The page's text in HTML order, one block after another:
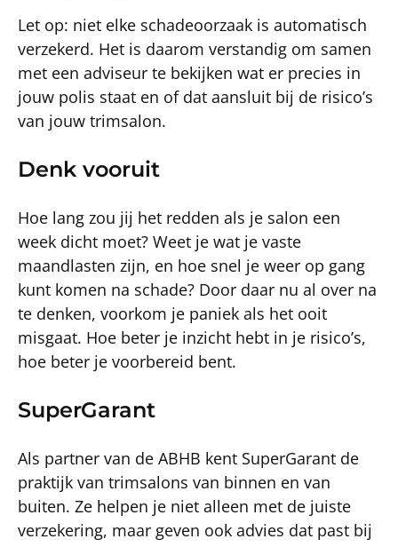
Let op: niet elke schadeoorzaak is automatisch
verzekerd. Het is daarom verstandig om samen
met een adviseur te bekijken wat er precies in
jouw polis staat en of dat aansluit bij de risico’s
van jouw trimsalon.
Denk vooruit
Hoe lang zou jij het redden als je salon een
week dicht moet? Weet je wat je vaste
maandlasten zijn, en hoe snel je weer op gang
kunt komen na schade? Door daar nu al over na
te denken, voorkom je paniek als het ooit
misgaat. Hoe beter je inzicht hebt in je risico’s,
hoe beter je voorbereid bent.
SuperGarant
Als partner van de ABHB kent SuperGarant de
praktijk van trimsalons van binnen en van
buiten. Ze helpen je niet alleen met de juiste
verzekering, maar geven ook advies dat past bij